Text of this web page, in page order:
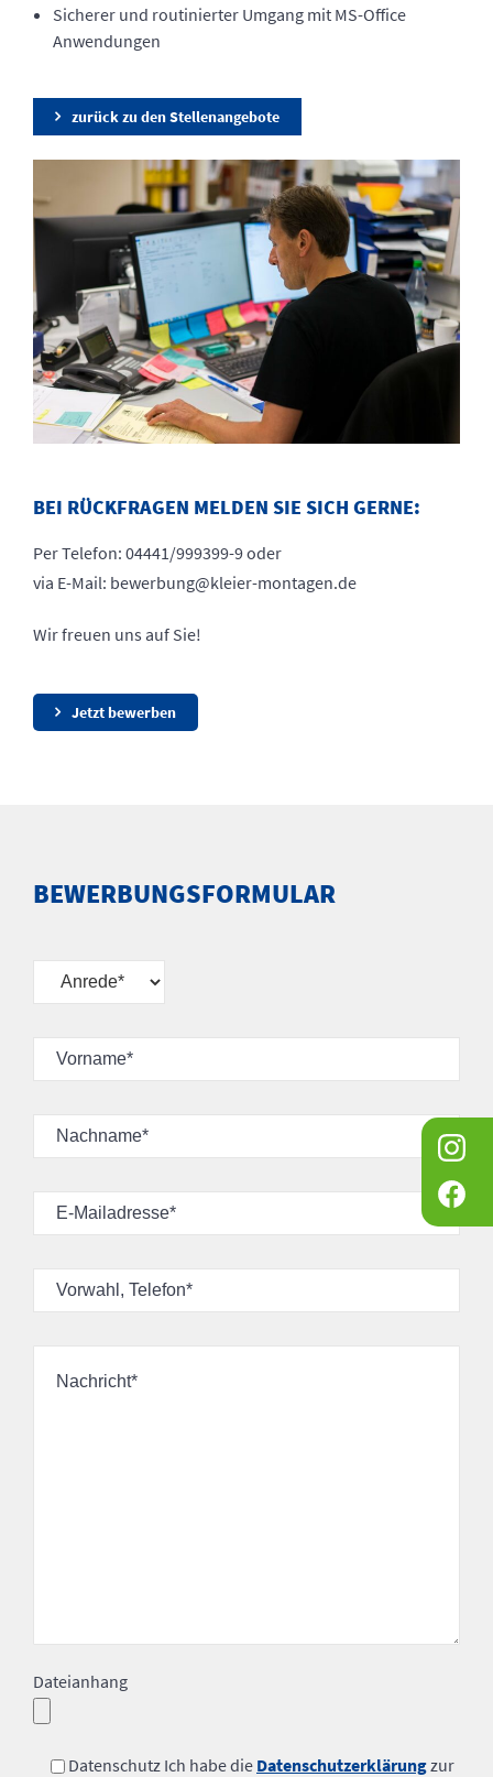
Sicherer und routinierter Umgang mit MS-Office
Anwendungen
zurück zu den Stellenangebote
BEI RÜCKFRAGEN MELDEN SIE SICH GERNE:
Per Telefon: 04441/999399-9 oder
via E-Mail: bewerbung@kleier-montagen.de
Wir freuen uns auf Sie!
Jetzt bewerben
BEWERBUNGSFORMULAR
Dateianhang
Datenschutz Ich habe die Datenschutzerklärungzur